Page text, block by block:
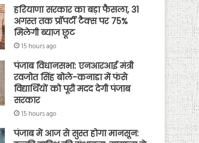
हरियाणा सरकार का बड़ा फैसला, 31
अगस्त तक प्रॉपर्टी टैक्स पर 75%
मिलेगी ब्याज छूट
15 hours ago
पंजाब विधानसभा: एनआरआई मंत्री
रवजोत सिंह बोले-कनाडा में फंसे
विद्यार्थियों को पूरी मदद देगी पंजाब
सरकार
15 hours ago
पंजाब में आज से सुस्त होगा मानसून: